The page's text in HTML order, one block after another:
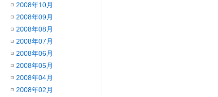
2008年10月
2008年09月
2008年08月
2008年07月
2008年06月
2008年05月
2008年04月
2008年02月